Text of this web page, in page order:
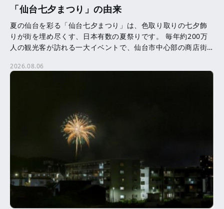
「仙台七夕まつり」の由来
夏の仙台を彩る「仙台七夕まつり」は、色取り取りの七夕飾
りが街を埋め尽くす、日本有数の夏祭りです。 毎年約200万
人の観光客が訪れる一大イベントで、仙台市中心部の商店街
2026.08.06